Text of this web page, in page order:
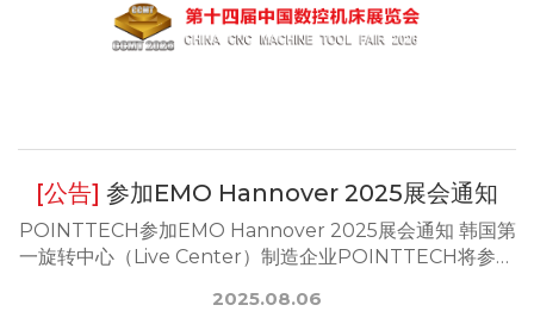
参加EMO Hannover 2025展会通知
POINTTECH参加EMO Hannover 2025展会通知 韩国第
一旋转中心（Live Center）制造企业POINTTECH将参加
2025.08.06